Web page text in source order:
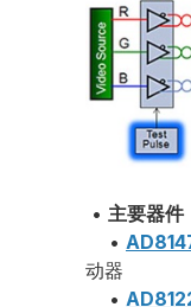
• 主要器件
•
动器
•